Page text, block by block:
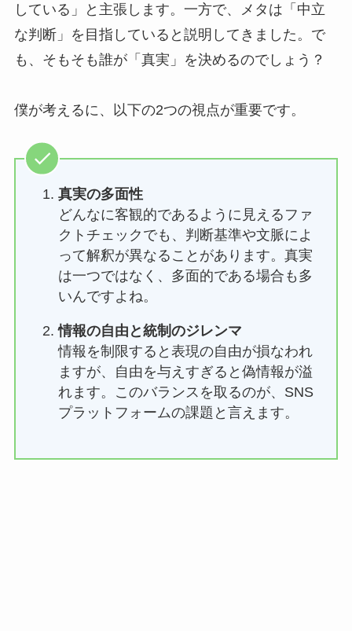
している」と主張します。一方で、メタは「中立
な判断」を目指していると説明してきました。で
も、そもそも誰が「真実」を決めるのでしょう？
僕が考えるに、以下の2つの視点が重要です。
真実の多面性
どんなに客観的であるように見えるファ
クトチェックでも、判断基準や文脈によ
って解釈が異なることがあります。真実
は一つではなく、多面的である場合も多
いんですよね。
情報の自由と統制のジレンマ
情報を制限すると表現の自由が損なわれ
ますが、自由を与えすぎると偽情報が溢
れます。このバランスを取るのが、SNS
プラットフォームの課題と言えます。